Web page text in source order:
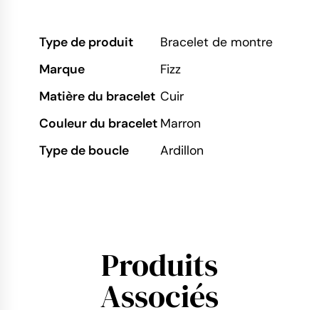
Type de produit
Bracelet de montre
Marque
Fizz
Matière du bracelet Cuir
Couleur du bracelet Marron
Type de boucle
Ardillon
Produits
Associés